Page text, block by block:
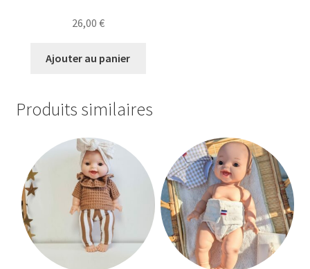
26,00 €
Ajouter au panier
Produits similaires